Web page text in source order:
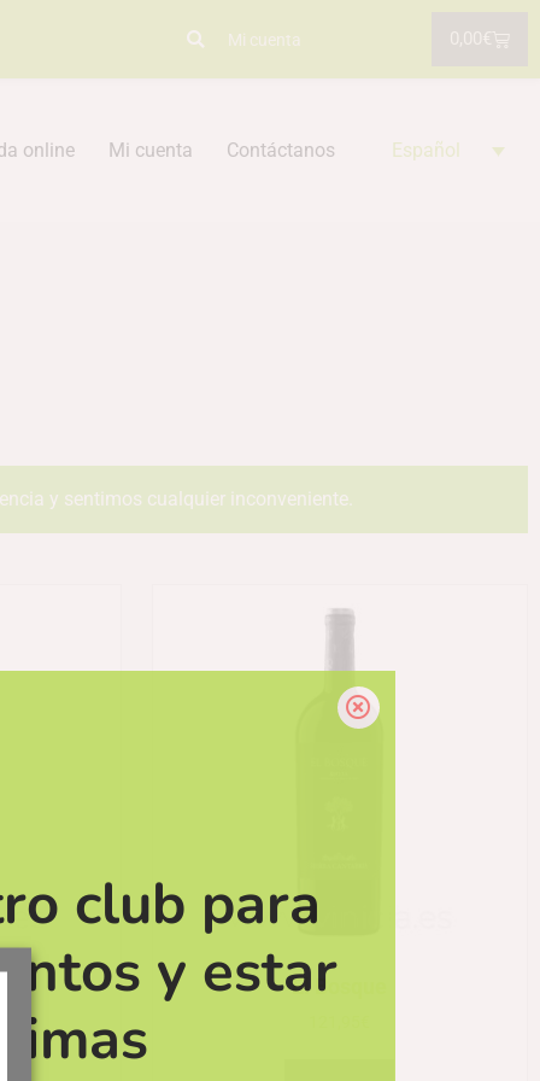
Mi cuenta
online Mi cuenta Contáctanos Español
y sentimos cualquier inconveniente.
El Bosque
club para
y estar